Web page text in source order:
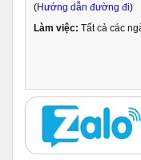
(Hướng dẫn đường đi)
Làm việc: Tất cả các